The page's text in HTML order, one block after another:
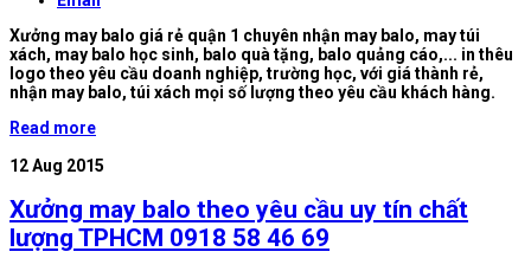
Xưởng may balo giá rẻ quận 1 chuyên nhận may balo, may túi
xách, may balo học sinh, balo quà tặng, balo quảng cáo,... in thêu
logo theo yêu cầu doanh nghiệp, trường học, với giá thành rẻ,
nhận may balo, túi xách mọi số lượng theo yêu cầu khách hàng.
Read more
12Aug 2015
Xưởng may balo theo yêu cầu uy tín chất
lượng TPHCM 0918 58 46 69